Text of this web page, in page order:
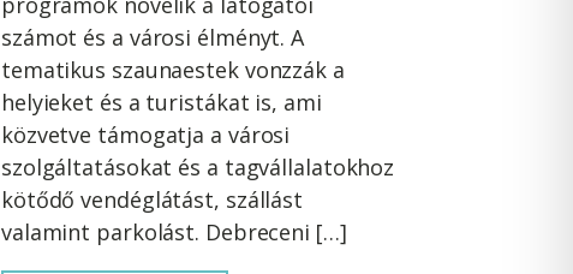
számot és a városi élményt. A
tematikus szaunaestek vonzzák a
helyieket és a turistákat is, ami
közvetve támogatja a városi
szolgáltatásokat és a tagvállalatokhoz
kötődő vendéglátást, szállást
valamint parkolást. Debreceni […]